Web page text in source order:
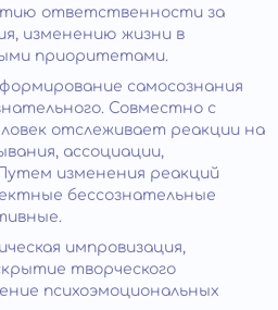
ответственности за
изменению жизни в
приоритетами.
самосознания
Совместно с
отслеживает реакции на
ассоциации,
изменения реакций
бессознательные
импровизация,
творческого
психоэмоциональных